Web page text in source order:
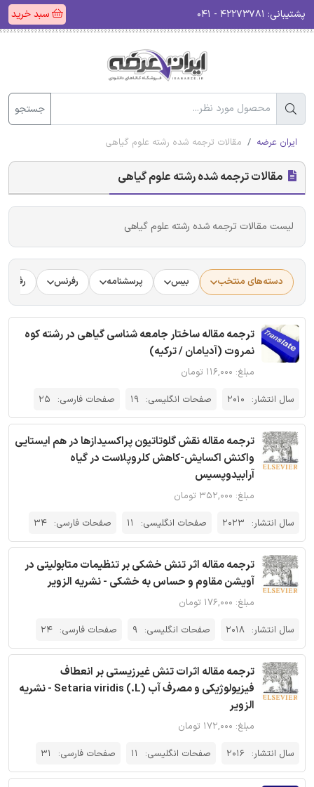
پشتیبانی: سبد خرید
جستجو
ایران عرضه مقالات ترجمه شده رشته علوم گیاهی
مقالات ترجمه شده رشته علوم گیاهی
لیست مقالات ترجمه شده رشته علوم گیاهی
دسته‌های منتخب بیس پرسشنامه رفرنس
ترجمه مقاله ساختار جامعه شناسی گیاهی در رشته کوه
نمروت (آدیامان / ترکیه)
مبلغ: ۱۱۶,۰۰۰ تومان
سال انتشار: 2010 صفحات انگلیسی: 19 صفحات فارسی: 25
ترجمه مقاله نقش گلوتاتیون پراکسیدازها در هم ایستایی
واکنش اکسایش-کاهش کلروپلاست در گیاه
آرابیدوپسیس
مبلغ: ۳۵۲,۰۰۰ تومان
سال انتشار: 2023 صفحات انگلیسی: 11 صفحات فارسی: 34
ترجمه مقاله اثر تنش خشکی بر تنظیمات متابولیتی در
آویشن مقاوم و حساس به خشکی - نشریه الزویر
مبلغ: ۱۷۶,۰۰۰ تومان
سال انتشار: 2018 صفحات انگلیسی: 9 صفحات فارسی: 24
ترجمه مقاله اثرات تنش غیرزیستی بر انعطاف
فیزیولوژیکی و مصرف آب (L.) Setaria viridis - نشریه
الزویر
مبلغ: ۱۷۲,۰۰۰ تومان
سال انتشار: 2016 صفحات انگلیسی: 11 صفحات فارسی: 31